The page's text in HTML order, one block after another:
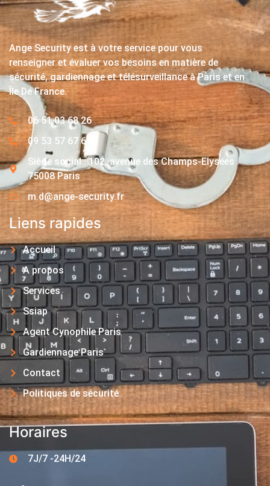
Ange Security est à votre service pour vous
renseigner et évaluer vos besoins en matière de
sécurité, gardiennage et télésurveillance à Paris et en
Île De France.
06 51 03 68 26
09 53 57 67 63
Siège social : 102, avenue des Champs-Elysées
75008 Paris
m.d@ange-security.fr
Liens rapides
Accueil
A propos
Services
Ssiap
Agent Cynophile Paris
Gardiennage Paris
Contact
Politiques de sécurité
Horaires
7J/7 -24H/24